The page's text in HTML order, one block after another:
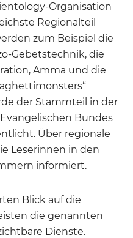
Organisation
Regionalteil
zum Beispiel die
Gebetstechnik, die
Amma und die
der Stammteil in der
Bundes
Über regionale
Leserinnen in den
informiert.
Blick auf die
die genannten
Dienste.